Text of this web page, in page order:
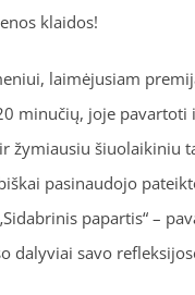
klaidos!
laimėjusiam
minučių, joje pavartoti
žymiausiu šiuolaikiniu
pasinaudojo
papartis“ –
savo